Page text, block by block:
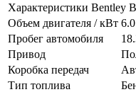
Характеристики Bentley
Объем двигателя / кВт
Пробег автомобиля
Привод
Коробка передач
Тип топлива